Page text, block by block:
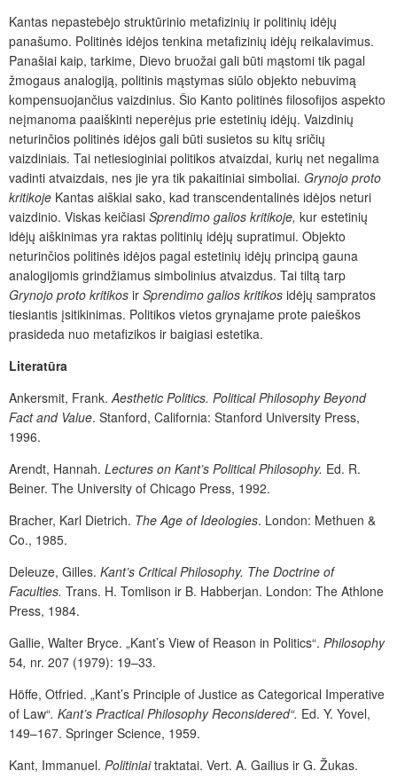
Kantas nepastebėjo struktūrinio metafizinių ir politinių idėjų
panašumo. Politinės idėjos tenkina metafizinių idėjų reikalavimus.
Panašiai kaip, tarkime, Dievo bruožai gali būti mąstomi tik pagal
žmogaus analogiją, politinis mąstymas siūlo objekto nebuvimą
kompensuojančius vaizdinius. Šio Kanto politinės filosofijos aspekto
neįmanoma paaiškinti neperėjus prie estetinių idėjų. Vaizdinių
neturinčios politinės idėjos gali būti susietos su kitų sričių
vaizdiniais. Tai netiesioginiai politikos atvaizdai, kurių net negalima
vadinti atvaizdais, nes jie yra tik pakaitiniai simboliai. Grynojo proto
kritikoje Kantas aiškiai sako, kad transcendentalinės idėjos neturi
vaizdinio. Viskas keičiasi Sprendimo galios kritikoje, kur estetinių
idėjų aiškinimas yra raktas politinių idėjų supratimui. Objekto
neturinčios politinės idėjos pagal estetinių idėjų principą gauna
analogijomis grindžiamus simbolinius atvaizdus. Tai tiltą tarp
Grynojo proto kritikos ir Sprendimo galios kritikos idėjų sampratos
tiesiantis įsitikinimas. Politikos vietos grynajame prote paieškos
prasideda nuo metafizikos ir baigiasi estetika.
Literatūra
Ankersmit, Frank.Aesthetic Politics. Political Philosophy Beyond
Fact and Value. Stanford, California: Stanford University Press,
1996.
Arendt, Hannah. Lectures on Kant’s Political Philosophy. Ed. R.
Beiner. The University of Chicago Press, 1992.
Bracher, Karl Dietrich. The Age of Ideologies. London: Methuen &
Co., 1985.
Deleuze, Gilles. Kant’s Critical Philosophy. The Doctrine of
Faculties. Trans. H. Tomlison ir B. Habberjan. London: The Athlone
Press, 1984.
Gallie, Walter Bryce. „Kant’s View of Reason in Politics“. Philosophy
54, nr. 207 (1979): 19–33.
Höffe, Otfried. „Kant’s Principle of Justice as Categorical Imperative
of Law“. Kant’s Practical Philosophy Reconsidered“. Ed. Y. Yovel,
149–167. Springer Science, 1959.
Kant, Immanuel. Politiniaitraktatai. Vert. A. Gailius ir G. Žukas.